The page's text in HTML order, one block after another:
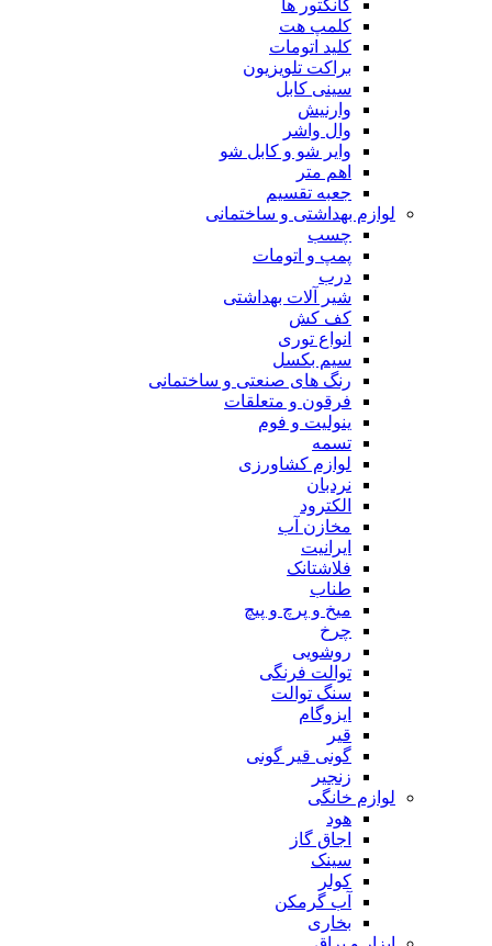
کانکتور ها
کلمپ هت
کلید اتومات
براکت تلویزیون
سینی کابل
وارنیش
وال واشر
وایر شو و کابل شو
اهم متر
جعبه تقسیم
لوازم بهداشتی و ساختمانی
چسب
پمپ و اتومات
درب
شیر آلات بهداشتی
کف کش
انواع توری
سیم بکسل
رنگ های صنعتی و ساختمانی
فرقون و متعلقات
ینولیت و فوم
تسمه
لوازم کشاورزی
نردبان
الکترود
مخازن آب
ایرانیت
فلاشتانک
طناب
میخ و پرچ و پیچ
چرخ
روشویی
توالت فرنگی
سنگ توالت
ایزوگام
قیر
گونی قیر گونی
زنجیر
لوازم خانگی
هود
اجاق گاز
سینک
کولر
آب گرمکن
بخاری